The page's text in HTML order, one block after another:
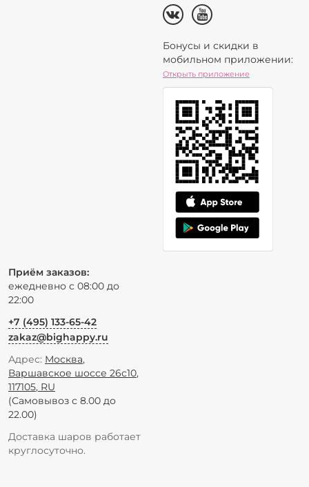
Бонусы и скидки в
мобильном приложении:
Открыть приложение
Приём заказов:
ежедневно с 08:00 до
22:00
+7 (495) 133-65-42
zakaz@bighappy.ru
Адрес: Москва,
Варшавское шоссе 26с10,
117105, RU
(Самовывоз с 8.00 до
22.00)
Доставка шаров работает
круглосуточно.